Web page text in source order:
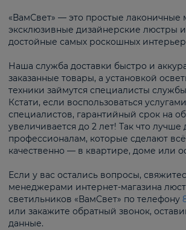
«ВамСвет» — это простые лаконичные
эксклюзивные дизайнерские люстры
достойные самых роскошных
Наша служба доставки быстро и
заказанные товары, а установкой
техники займутся специалисты
Кстати, если воспользоваться
специалистов, гарантийный срок на
увеличивается до 2 лет! Так что лучше
профессионалам, которые сделают
качественно — в квартире, доме или
Если у вас остались вопросы,
менеджерами интернет-магазина
светильников «ВамСвет» по телефону
или закажите обратный звонок,
данные.